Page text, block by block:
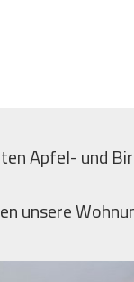
Apfel- und
unsere